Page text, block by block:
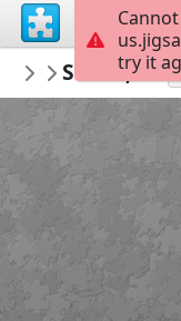
Outer
Sarah,try it